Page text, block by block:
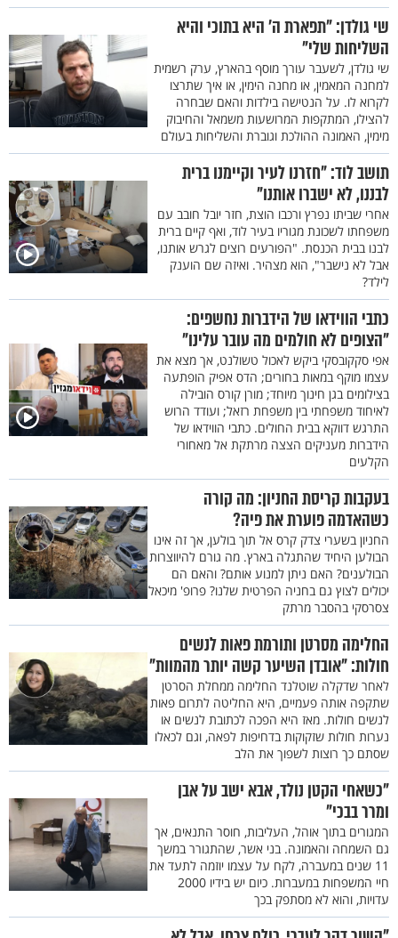
שי גולדן: "תפארת ה' היא בתוכי והיא
השליחות שלי"
שי גולדן, לשעבר עורך מוסף בהארץ, ערק רשמית
למחנה המאמין, או מחנה הימין, או איך שתרצו
לקרוא לו. על הנטישה בילדות והאם שבחרה
להצילו, המתקפות המרושעות משמאל והחיבוק
מימין, האמונה ההולכת וגוברת והשליחות בעולם
תושב לוד: "חזרנו לעיר וקיימנו ברית
לבננו, לא ישברו אותנו"
אחרי שביתו נפרץ ורכבו הוצת, חזר יובל חובב עם
משפחתו לשכונת מגוריו בעיר לוד, ואף קיים ברית
לבנו בבית הכנסת. "הפורעים רוצים לגרש אותנו,
אבל לא נישבר", הוא מצהיר. ואיזה שם הוענק
לילד?
כתבי הווידאו של הידברות נחשפים:
"הצופים לא חולמים מה עובר עלינו"
אפי סקקובסקי ביקש לאכול טשולנט, אך מצא את
עצמו מוקף במאות בחורים; הדס אפיק הופתעה
בצילומים בגן חינוך מיוחד; מורן קורס הובילה
לאיחוד משפחתי בין משפחת רזאל; ועודד הרוש
התרגש דווקא בבית החולים. כתבי הווידאו של
הידברות מעניקים הצצה מרתקת אל מאחורי
הקלעים
בעקבות קריסת החניון: מה קורה
כשהאדמה פוערת את פיה?
החניון בשערי צדק קרס אל תוך בולען, אך זה אינו
הבולען היחיד שהתגלה בארץ. מה גורם להיווצרות
הבולענים? האם ניתן למנוע אותם? והאם הם
יכולים לצוץ גם בחניה הפרטית שלנו? פרופ' מיכאל
צסרסקי בהסבר מרתק
החלימה מסרטן ותורמת פאות לנשים
חולות: "אובדן השיער קשה יותר מהמוות"
לאחר שדקלה שוטלנד החלימה ממחלת הסרטן
שתקפה אותה פעמיים, היא החליטה לתרום פאות
לנשים חולות. מאז היא הפכה לכתובת לנשים או
נערות חולות שזקוקות בדחיפות לפאה, וגם לכאלו
שסתם כך רוצות לשפוך את הלב
"כשאחי הקטן נולד, אבא ישב על אבן
ומרר בבכי"
המגורים בתוך אוהל, העליבות, חוסר התנאים, אך
גם השמחה והאמונה. בני אשר, שהתגורר במשך
11 שנים במעברה, לקח על עצמו יוזמה לתעד את
חיי המשפחות במעברות. כיום יש בידיו 2000
עדויות, והוא לא מסתפק בכך